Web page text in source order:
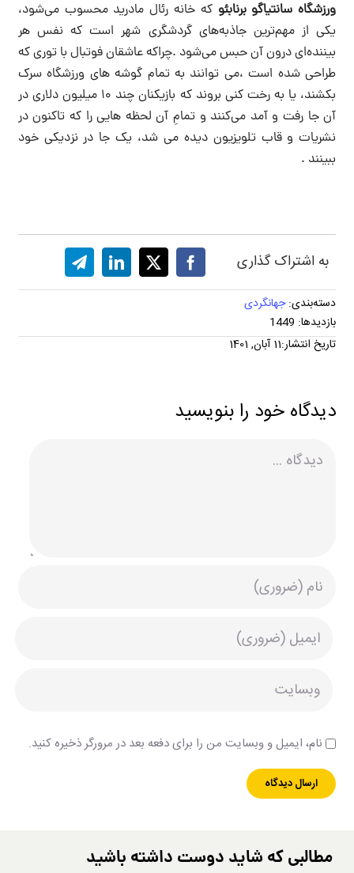
ورزشگاه سانتیاگو برنابئو که خانه رئال مادرید محسوب می‌شود،
یکی از مهم‌ترین جاذبه‌های گردشگری شهر است که نفس هر
بیننده‌ای درون آن حبس می‌شود .چراکه عاشقان فوتبال با توری که
طراحی شده است ،می توانند به تمام گوشه های ورزشگاه سرک
بکشند، یا به رخت کنی بروند که بازیکنان چند ۱۰ میلیون دلاری در
آن جا رفت و آمد می‌کنند و تمامِ آن لحظه هایی را که تاکنون در
نشریات و قاب تلویزیون دیده می شد، یک جا در نزدیکی خود
ببینند .
به اشتراک گذاری
دسته‌بندی:جهانگردی
بازدیدها: 1449
تاریخ انتشار:11 آبان, 1401
دیدگاه خود را بنویسید
نام، ایمیل و وبسایت من را برای دفعه بعد در مرورگر ذخیره کنید.
مطالبی که شاید دوست داشته باشید